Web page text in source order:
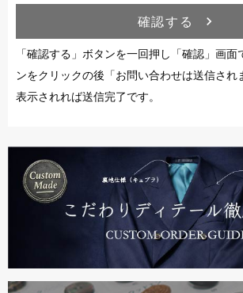
確認する
navigate_next
「確認する」ボタンを一回押し「確認」画
ンをクリックの後「お問い合わせは送信され
表示されれば送信完了です。